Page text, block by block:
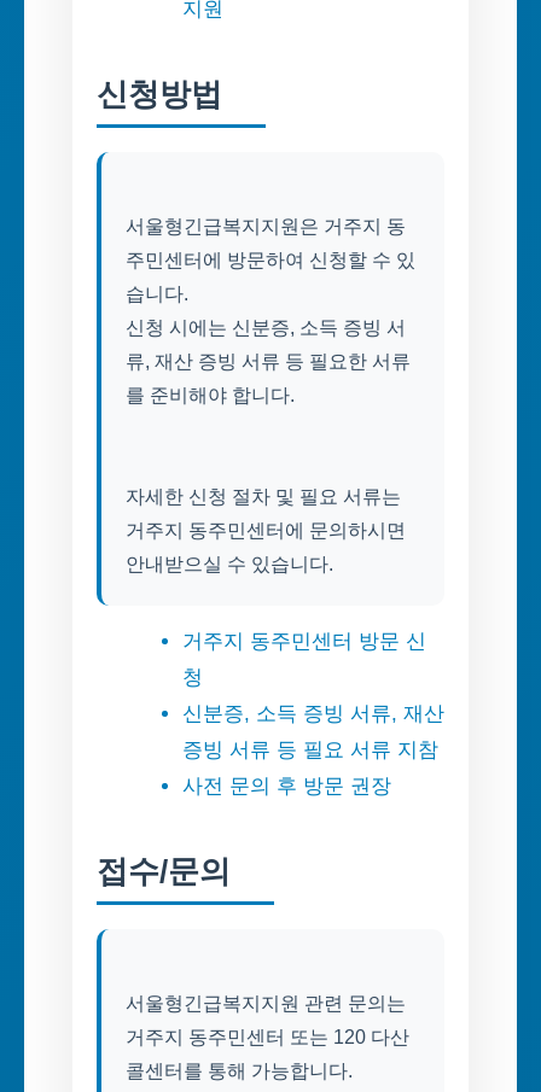
지원
신청방법
서울형긴급복지지원은 거주지 동
주민센터에 방문하여 신청할 수 있
습니다.
신청 시에는 신분증, 소득 증빙 서
류, 재산 증빙 서류 등 필요한 서류
를 준비해야 합니다.
자세한 신청 절차 및 필요 서류는
거주지 동주민센터에 문의하시면
거주지 동주민센터 방문 신
청
신분증, 소득 증빙 서류, 재산
증빙 서류 등 필요 서류 지참
사전 문의 후 방문 권장
접수/문의
서울형긴급복지지원 관련 문의는
거주지 동주민센터 또는 120 다산
콜센터를 통해 가능합니다.